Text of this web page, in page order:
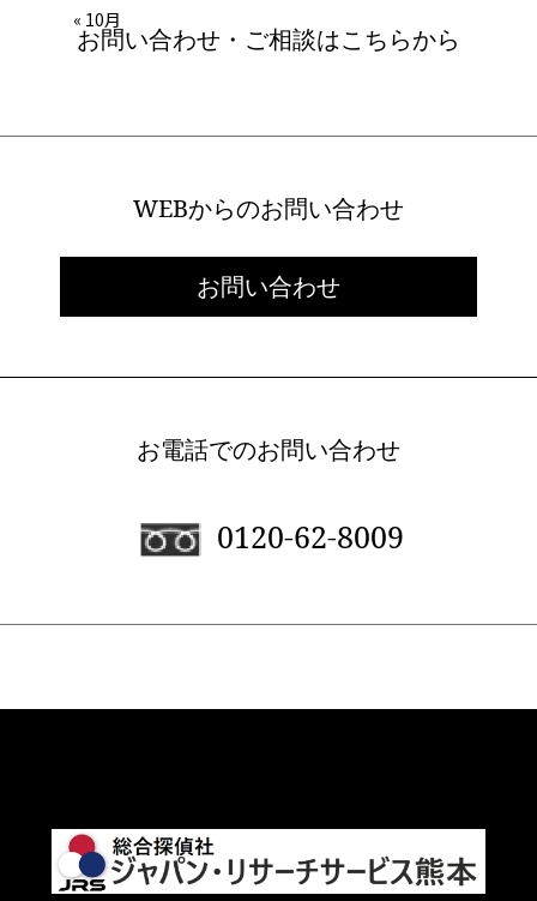
« 10月
お問い合わせ・ご相談はこちらから
WEBからのお問い合わせ
お問い合わせ
お電話でのお問い合わせ
0120-62-8009